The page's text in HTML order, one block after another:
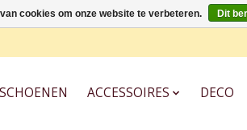
SCHOENEN ACCESSOIRES DECO
cookies om onze website te verbeteren. Dit